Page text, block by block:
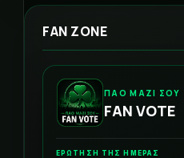
FAN ZONE
ΠΑΟ ΜΑΖΙ ΣΟΥ
FAN VOTE
ΕΡΩΤΗΣΗ ΤΗΣ ΗΜΕΡΑΣ